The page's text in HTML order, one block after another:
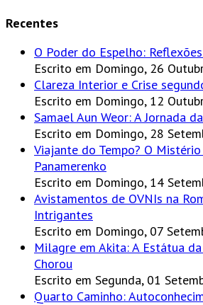
Recentes
O Poder do Espelho:
Escrito em Domingo, 26
Clareza Interior e Crise
Escrito em Domingo, 12
Samael Aun Weor: A Jornada
Escrito em Domingo, 28
Viajante do Tempo? O
Panamerenko
Escrito em Domingo, 14
Avistamentos de OVNIs na
Intrigantes
Escrito em Domingo, 07
Milagre em Akita: A Estátua
Chorou
Escrito em Segunda, 01
Quarto Caminho: